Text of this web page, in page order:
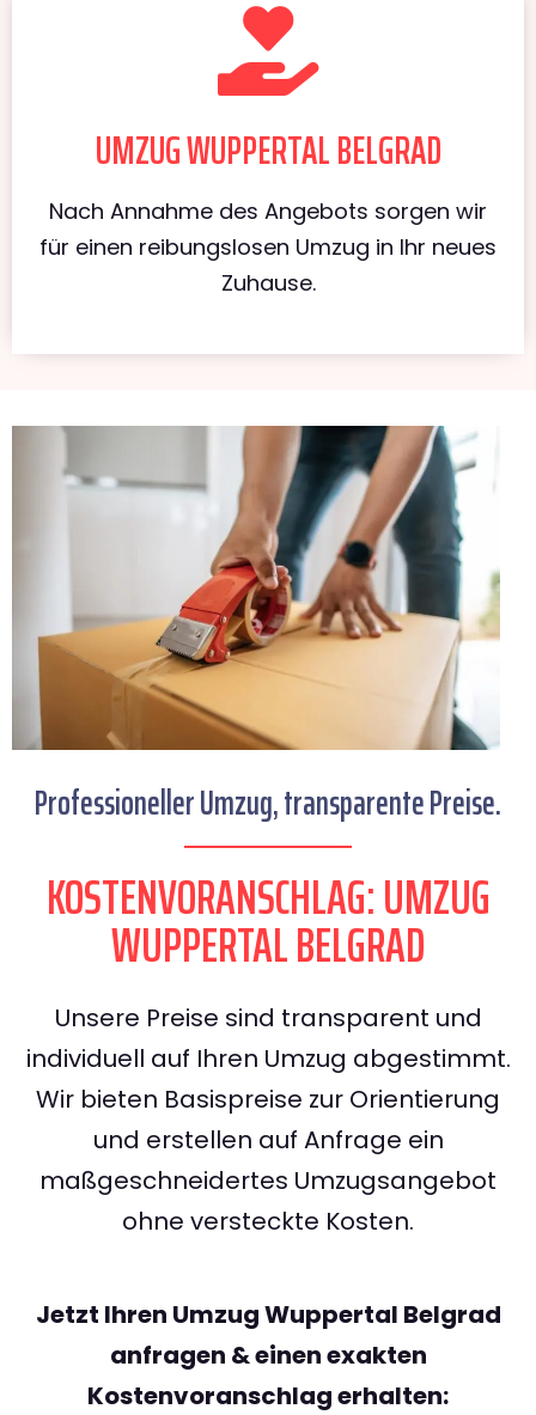
UMZUG WUPPERTAL BELGRAD
Nach Annahme des Angebots sorgen wir
für einen reibungslosen Umzug in Ihr neues
Zuhause.
Professioneller Umzug, transparente Preise.
KOSTENVORANSCHLAG: UMZUG
WUPPERTAL BELGRAD
Unsere Preise sind transparent und
individuell auf Ihren Umzug abgestimmt.
Wir bieten Basispreise zur Orientierung
und erstellen auf Anfrage ein
maßgeschneidertes Umzugsangebot
ohne versteckte Kosten.
Jetzt Ihren Umzug Wuppertal Belgrad
anfragen & einen exakten
Kostenvoranschlag erhalten: